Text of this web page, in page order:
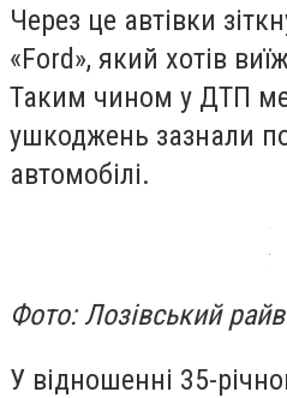
Через це автівки
«Ford», який хотів
Таким чином у ДТП
ушкоджень зазнали
автомобілі.
Фото: Лозівський
У відношенні 35-